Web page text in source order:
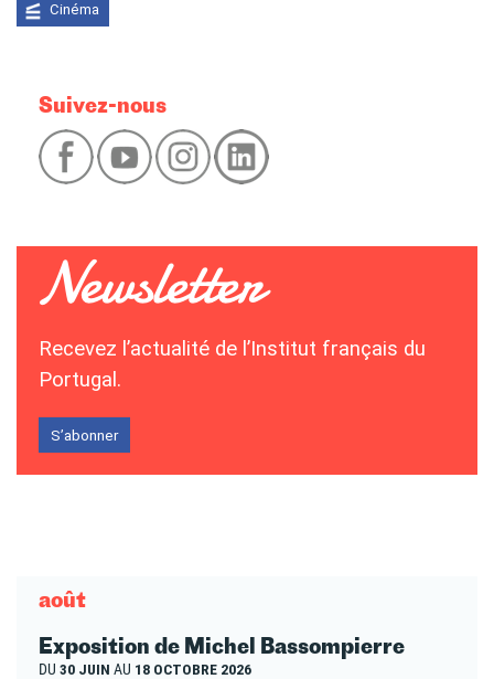
Cinéma
Suivez-nous
Recevez l’actualité de l’Institut français du
Portugal.
S’abonner
août
Exposition de Michel Bassompierre
DU 30 JUIN AU 18 OCTOBRE 2026